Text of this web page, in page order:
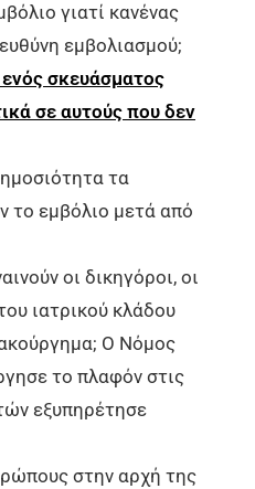
γιατί κανένας
εμβολιασμού;
σκευάσματος
σε αυτούς που δεν
τα
το εμβόλιο μετά από
οι δικηγόροι, οι
ιατρικού κλάδου
Ο Νόμος
το πλαφόν στις
εξυπηρέτησε
στην αρχή της